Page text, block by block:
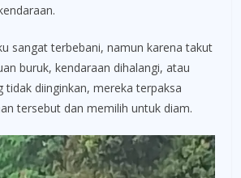
sangat terbebani, namun karena takut
buruk, kendaraan dihalangi, atau
tidak diinginkan, mereka terpaksa
tersebut dan memilih untuk diam.